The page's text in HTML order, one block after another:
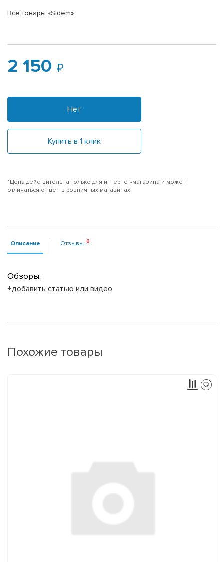
Все товары «Sidem»
2 150
Нет
Купить в 1 клик
*Цена действительна только для интернет-магазина и может
отличаться от цен в розничных магазинах
Описание Отзывы
Обзоры:
+добавить статью или видео
Похожие товары